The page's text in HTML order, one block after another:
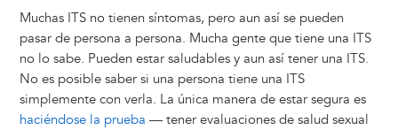
Muchas ITS no tienen síntomas, pero aun así se pueden
pasar de persona a persona. Mucha gente que tiene una ITS
no lo sabe. Pueden estar saludables y aun así tener una ITS.
No es posible saber si una persona tiene una ITS
simplemente con verla. La única manera de estar segura es
haciéndose la prueba — tener evaluaciones de salud sexual